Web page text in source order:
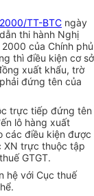
TT-BTC ngày
thi hành Nghị
của Chính phủ
thì điều kiện cơ sở
xuất khẩu, trờ
đứng tên của
trực tiếp đứng tên
lô hàng xuất
các điều kiện được
XN trực thuộc tập
GTGT.
hệ với Cục thuế